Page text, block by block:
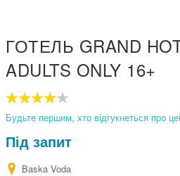
ГОТЕЛЬ GRAND
ADULTS ONLY 16+
80
% of
Будьте першим, хто відгукнеться про
Під запит
Baska Voda